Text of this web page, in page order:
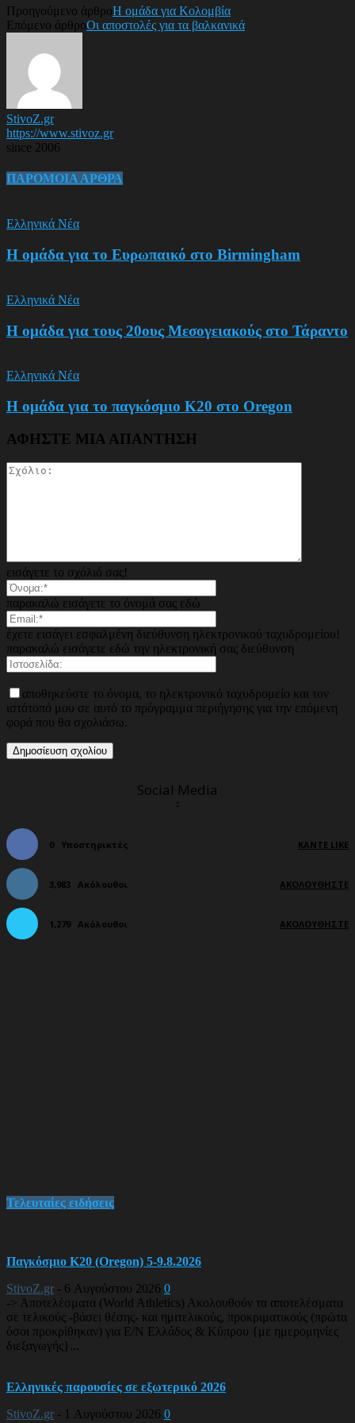
Προηγούμενο άρθροΗ ομάδα για Κολομβία
Επόμενο άρθροΟι αποστολές για τα βαλκανικά
StivoZ.gr
https://www.stivoz.gr
since 2006
ΠΑΡΟΜΟΙΑ ΑΡΘΡΑ
Ελληνικά Νέα
Η ομάδα για το Ευρωπαικό στο Birmingham
Ελληνικά Νέα
Η ομάδα για τους 20ους Μεσογειακούς στο Τάραντο
Ελληνικά Νέα
Η ομάδα για το παγκόσμιο Κ20 στο Oregon
ΑΦΗΣΤΕ ΜΙΑ ΑΠΑΝΤΗΣΗ
εισάγετε το σχόλιό σας!
παρακαλώ εισάγετε το όνομά σας εδώ
έχετε εισάγει εσφαλμένη διεύθυνση ηλεκτρονικού ταχυδρομείου!
παρακαλώ εισάγετε εδώ την ηλεκτρονική σας διεύθυνση
αποθηκεύστε το όνομα, το ηλεκτρονικό ταχυδρομείο και τον
ιστότοπό μου σε αυτό το πρόγραμμα περιήγησης για την επόμενη
φορά που θα σχολιάσω.
Social Media
0 Υποστηρικτές ΚΆΝΤΕ LIKE
3,983 Ακόλουθοι ΑΚΟΛΟΥΘΉΣΤΕ
1,279 Ακόλουθοι ΑΚΟΛΟΥΘΉΣΤΕ
Τελευταίες ειδήσεις
Παγκόσμιο Κ20 (Oregon) 5-9.8.2026
StivoZ.gr - 6 Αυγούστου 2026 0
-> Αποτελέσματα (World Athletics) Ακολουθούν τα αποτελέσματα
σε τελικούς -βάσει θέσης- και ημιτελικούς, προκριματικούς (πρώτα
όσοι προκρίθηκαν) για Ε/Ν Ελλάδος & Κύπρου {με ημερομηνίες
διεξαγωγής}...
Ελληνικές παρουσίες σε εξωτερικό 2026
StivoZ.gr - 1 Αυγούστου 2026 0